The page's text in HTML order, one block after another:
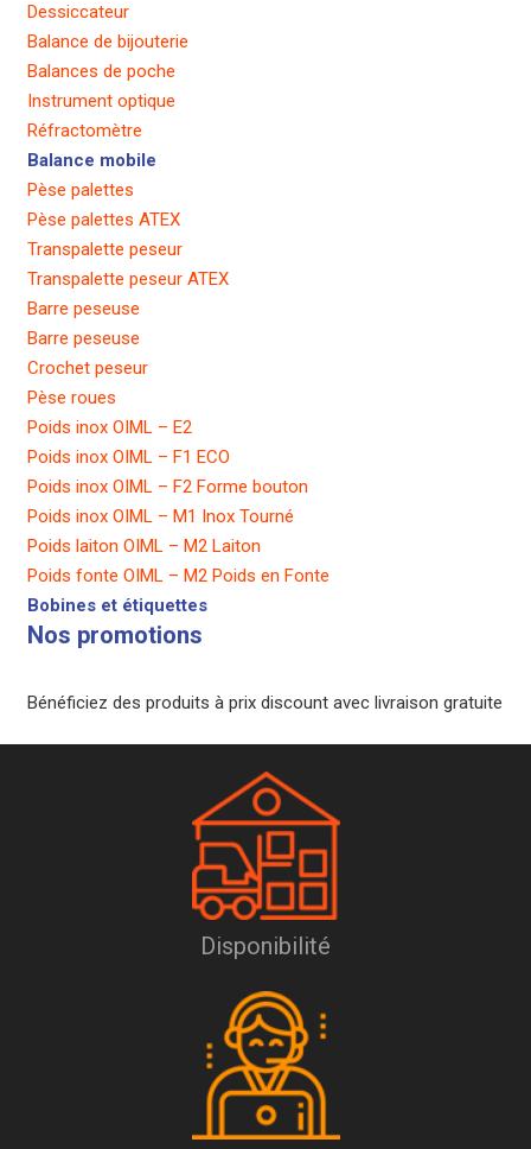
Dessiccateur
Balance de bijouterie
Balances de poche
Instrument optique
Réfractomètre
Balance mobile
Pèse palettes
Pèse palettes ATEX
Transpalette peseur
Transpalette peseur ATEX
Barre peseuse
Barre peseuse
Crochet peseur
Pèse roues
Poids inox OIML – E2
Poids inox OIML – F1 ECO
Poids inox OIML – F2 Forme bouton
Poids inox OIML – M1 Inox Tourné
Poids laiton OIML – M2 Laiton
Poids fonte OIML – M2 Poids en Fonte
Bobines et étiquettes
Nos promotions
Bénéficiez des produits à prix discount avec livraison gratuite
Disponibilité